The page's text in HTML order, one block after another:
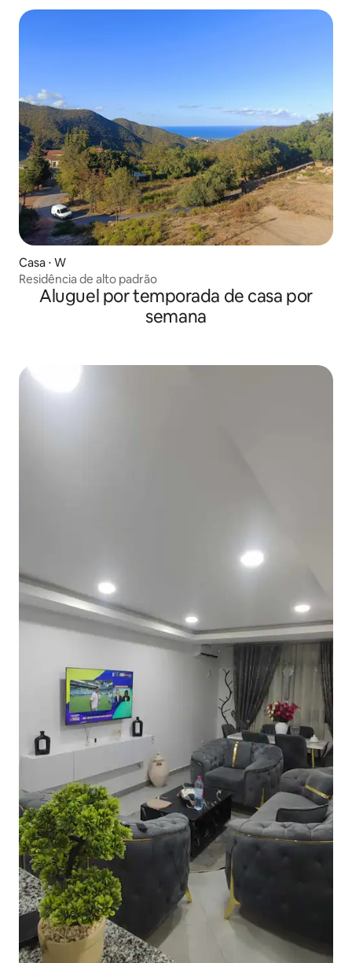
Casa ⋅ W
Residência de alto padrão
Aluguel por temporada de casa por
semana